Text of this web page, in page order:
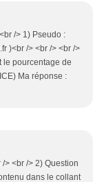
/> 1) Pseudo :
)<br /> <br /> <br />
le pourcentage de
Ma réponse :
> <br /> 2) Question
dans le collant